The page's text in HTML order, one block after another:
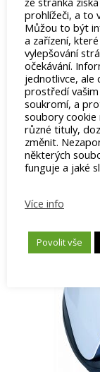
Rozměry:
Senzor
Display:
Napájení:
Madlo
prohlížeči, a to
Můžou to být
a zařízení,
vylepšování
očekávání.
jednotlivce, ale
prostředí
soukromí, a
soubory cookie
různé tituly,
změnit.
některých
funguje a jaké
Více info
Povolit vše